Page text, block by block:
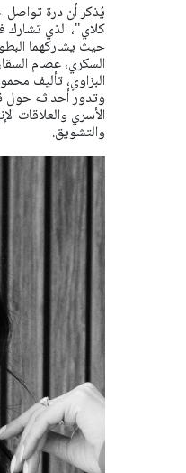
يُذكر أن درة
كلاي"، الذي تشارك
حيث يشاركهما
السكري، عصام
البزاوي، تأليف
وتدور أحداثه
الأسري والعلاقات
والتشويق.